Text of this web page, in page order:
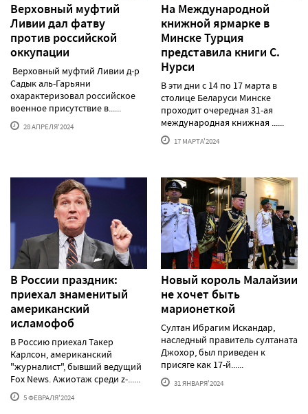
Верховный муфтий
Ливии дал фатву
против российской
оккупации
Верховный муфтий Ливии д-р
Садык аль-Гарьяни
охарактеризовал российское
военное присутствие в......
28 АПРЕЛЯ'2024
На Международной
книжной ярмарке в
Минске Турция
представила книги С.
Нурси
В эти дни с 14 по 17 марта в
столице Беларуси Минске
проходит очередная 31-ая
международная книжная ......
17 МАРТА'2024
В России праздник:
приехал знаменитый
американский
исламофоб
В Россию приехал Такер
Карлсон, американский
"журналист", бывший ведущий
Fox News. Ажиотаж среди z-......
5 ФЕВРАЛЯ'2024
Новый король Малайзии
не хочет быть
марионеткой
Султан Ибрагим Искандар,
наследный правитель султаната
Джохор, был приведен к
присяге как 17-й......
31 ЯНВАРЯ'2024